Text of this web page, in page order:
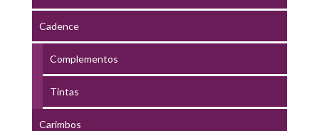
Cadence
Complementos
Tintas
Carimbos